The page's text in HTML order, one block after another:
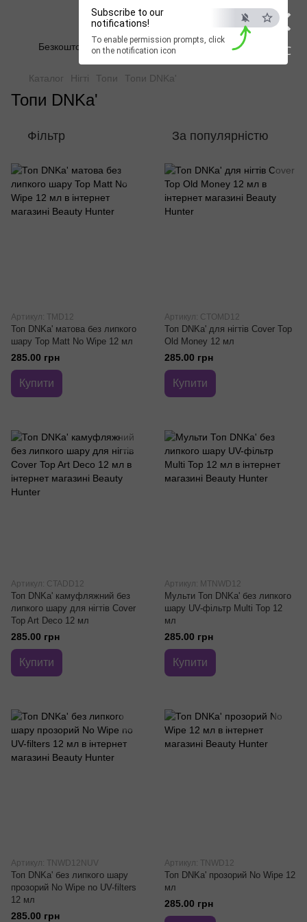
×
ESC
Subscribe to our
notifications!
To enable permission prompts, click
on the notification icon
Beauty Hunter
Безкоштовна доставка при замовленні від 2500 грн
Каталог Нігті Топи Топи DNKa'
Топи DNKa'
Фільтр За популярністю
Артикул: TMD12
Топ DNKa' матова без липкого
шару Top Matt No Wipe 12 мл
285.00 грн
Купити
Артикул: CTOMD12
Топ DNKa' для нігтів Cover Top
Old Money 12 мл
285.00 грн
Купити
Артикул: CTADD12
Топ DNKa' камуфляжний без
липкого шару для нігтів Cover
Top Art Deco 12 мл
285.00 грн
Купити
Артикул: MTNWD12
Мульти Топ DNKa' без липкого
шару UV-фільтр Multi Top 12
мл
285.00 грн
Купити
Артикул: TNWD12NUV
Топ DNKa' без липкого шару
прозорий No Wipe no UV-filters
12 мл
285.00 грн
Артикул: TNWD12
Топ DNKa' прозорий No Wipe 12
мл
285.00 грн